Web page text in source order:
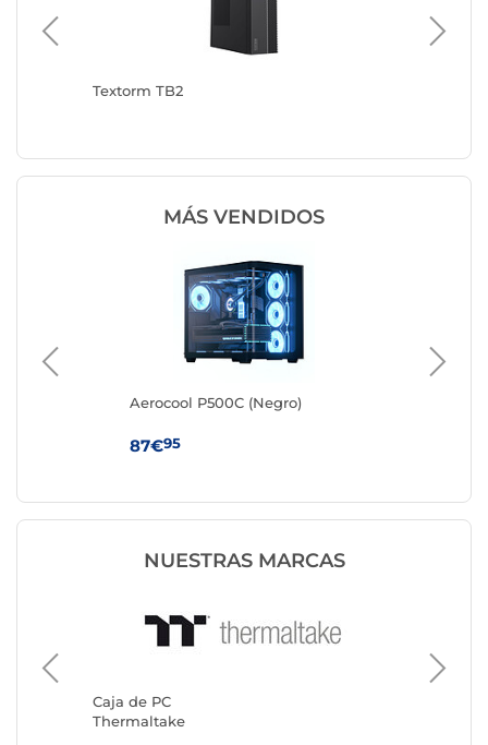
Textorm TB2
MÁS VENDIDOS
Aerocool P500C (Negro)
87€95
NUESTRAS MARCAS
Caja de PC
Thermaltake
Caja de
Corsair